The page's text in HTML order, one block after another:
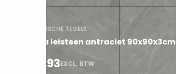
KERAMISCHE TEGELS
Cosa leisteen antraciet 90x90x3cm
45,93EXCL. BTW